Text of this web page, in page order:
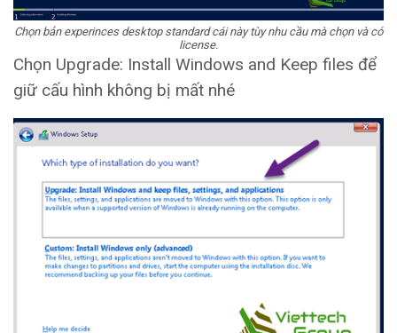
Chọn bản experinces desktop standard cái này tùy nhu cầu mà chọn và có
license.
Chọn Upgrade: Install Windows and Keep files để
giữ cấu hình không bị mất nhé